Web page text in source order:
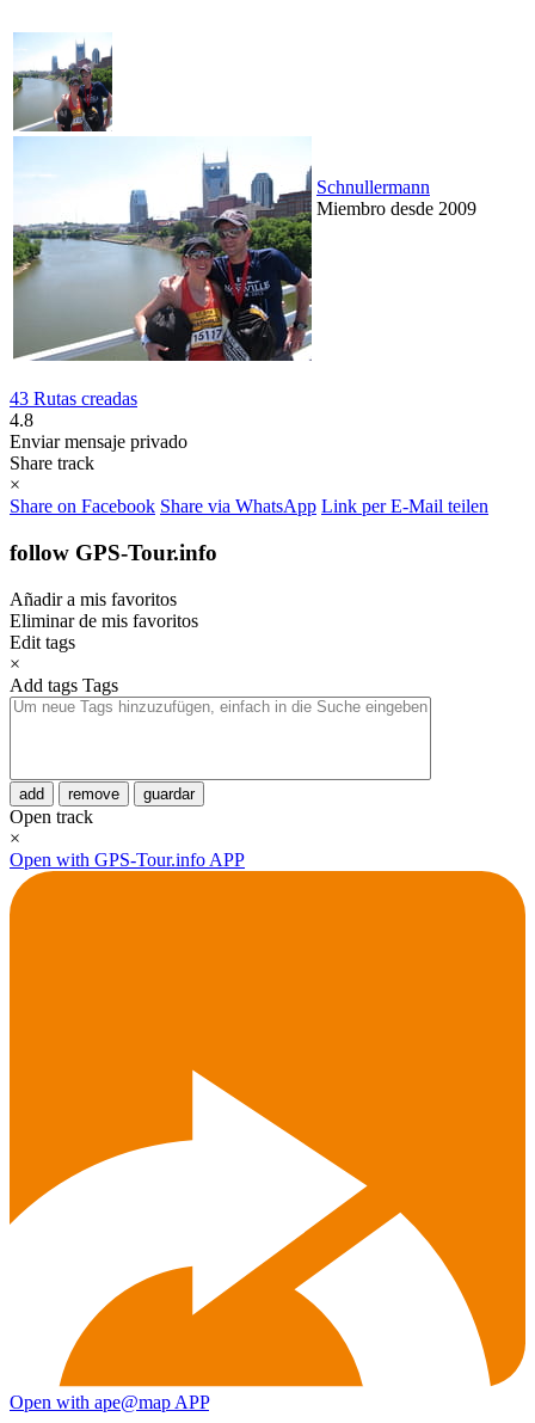
Schnullermann
Miembro desde 2009
43 Rutas creadas
4.8
Enviar mensaje privado
Share track
×
Share on Facebook Share via WhatsApp Link per E-Mail teilen
follow GPS-Tour.info
Añadir a mis favoritos
Eliminar de mis favoritos
Edit tags
×
Add tags Tags
add remove guardar
Open track
×
Open with GPS-Tour.info APP
Open with ape@map APP